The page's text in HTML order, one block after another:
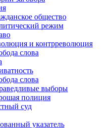
общество
режим
и контрреволюция
слова
слова
выборы
полиция
суд
указатель